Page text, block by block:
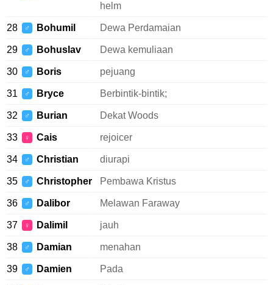
helm
28 ♂ Bohumil Dewa Perdamaian
29 ♂ Bohuslav Dewa kemuliaan
30 ♂ Boris pejuang
31 ♂ Bryce Berbintik-bintik;
32 ♂ Burian Dekat Woods
33 ♀ Cais rejoicer
34 ♂ Christian diurapi
35 ♂ Christopher Pembawa Kristus
36 ♂ Dalibor Melawan Faraway
37 ♀ Dalimil jauh
38 ♂ Damian menahan
39 ♂ Damien Pada